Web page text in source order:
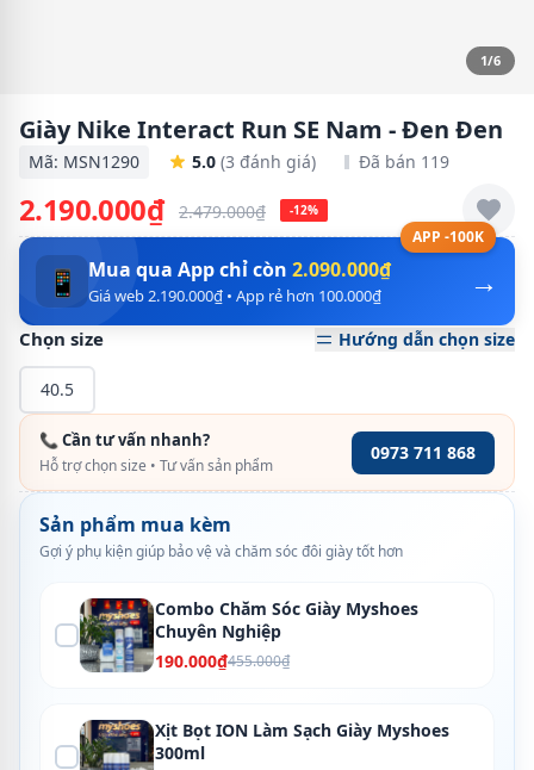
1/6
Giày Nike Interact Run SE Nam - Đen Đen
Mã: MSN1290 5.0 (3 đánh giá) Đã bán 119
2.190.000₫ 2.479.000₫ -12%
APP -100K
→
📱 Mua qua App chỉ còn 2.090.000₫
Giá web 2.190.000₫ • App rẻ hơn 100.000₫
Chọn size Hướng dẫn chọn size
40.5
📞 Cần tư vấn nhanh?
Hỗ trợ chọn size • Tư vấn sản phẩm
0973 711 868
Sản phẩm mua kèm
Gợi ý phụ kiện giúp bảo vệ và chăm sóc đôi giày tốt hơn
Combo Chăm Sóc Giày Myshoes
Chuyên Nghiệp
190.000₫455.000₫
Xịt Bọt ION Làm Sạch Giày Myshoes
300ml